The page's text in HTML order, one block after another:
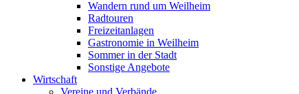
Wandern rund um Weilheim
Radtouren
Freizeitanlagen
Gastronomie in Weilheim
Sommer in der Stadt
Sonstige Angebote
Wirtschaft
Vereine und Verbände